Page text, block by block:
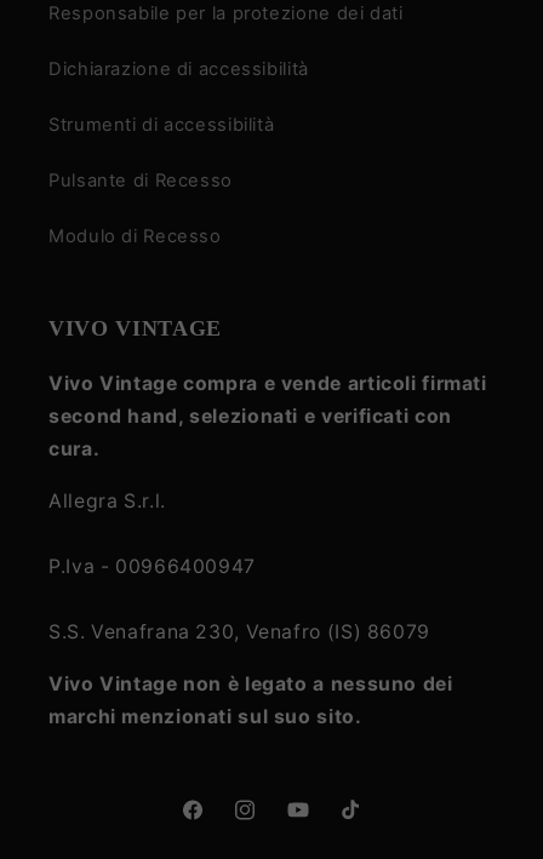
Responsabile per la protezione dei dati
Dichiarazione di accessibilità
Strumenti di accessibilità
Pulsante di Recesso
Modulo di Recesso
VIVO VINTAGE
Vivo Vintage compra e vende articoli firmati
second hand, selezionati e verificati con
cura.
Allegra S.r.l.
P.Iva - 00966400947
S.S. Venafrana 230, Venafro (IS) 86079
Vivo Vintage non è legato a nessuno dei
marchi menzionati sul suo sito.
FacebookInstagramYouTubeTikTok